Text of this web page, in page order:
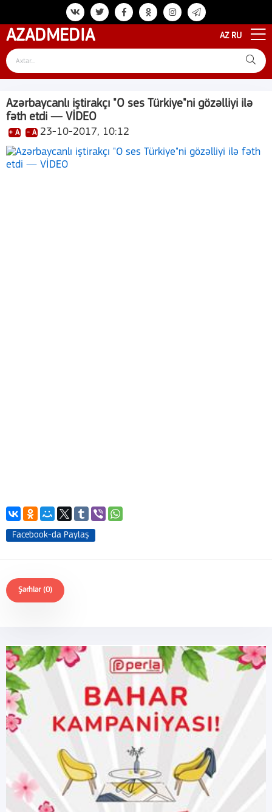
AZADMEDIA AZ RU
Azərbaycanlı iştirakçı "O ses Türkiye"ni gözəlliyi ilə
fəth etdi — VİDEO
+ A - A 23-10-2017, 10:12
Facebook-da Paylaş
Şərhlər (0)